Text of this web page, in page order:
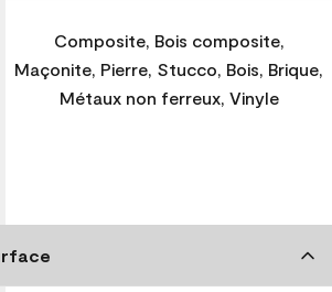
Composite, Bois composite,
Maçonite, Pierre, Stucco, Bois, Brique,
Métaux non ferreux, Vinyle